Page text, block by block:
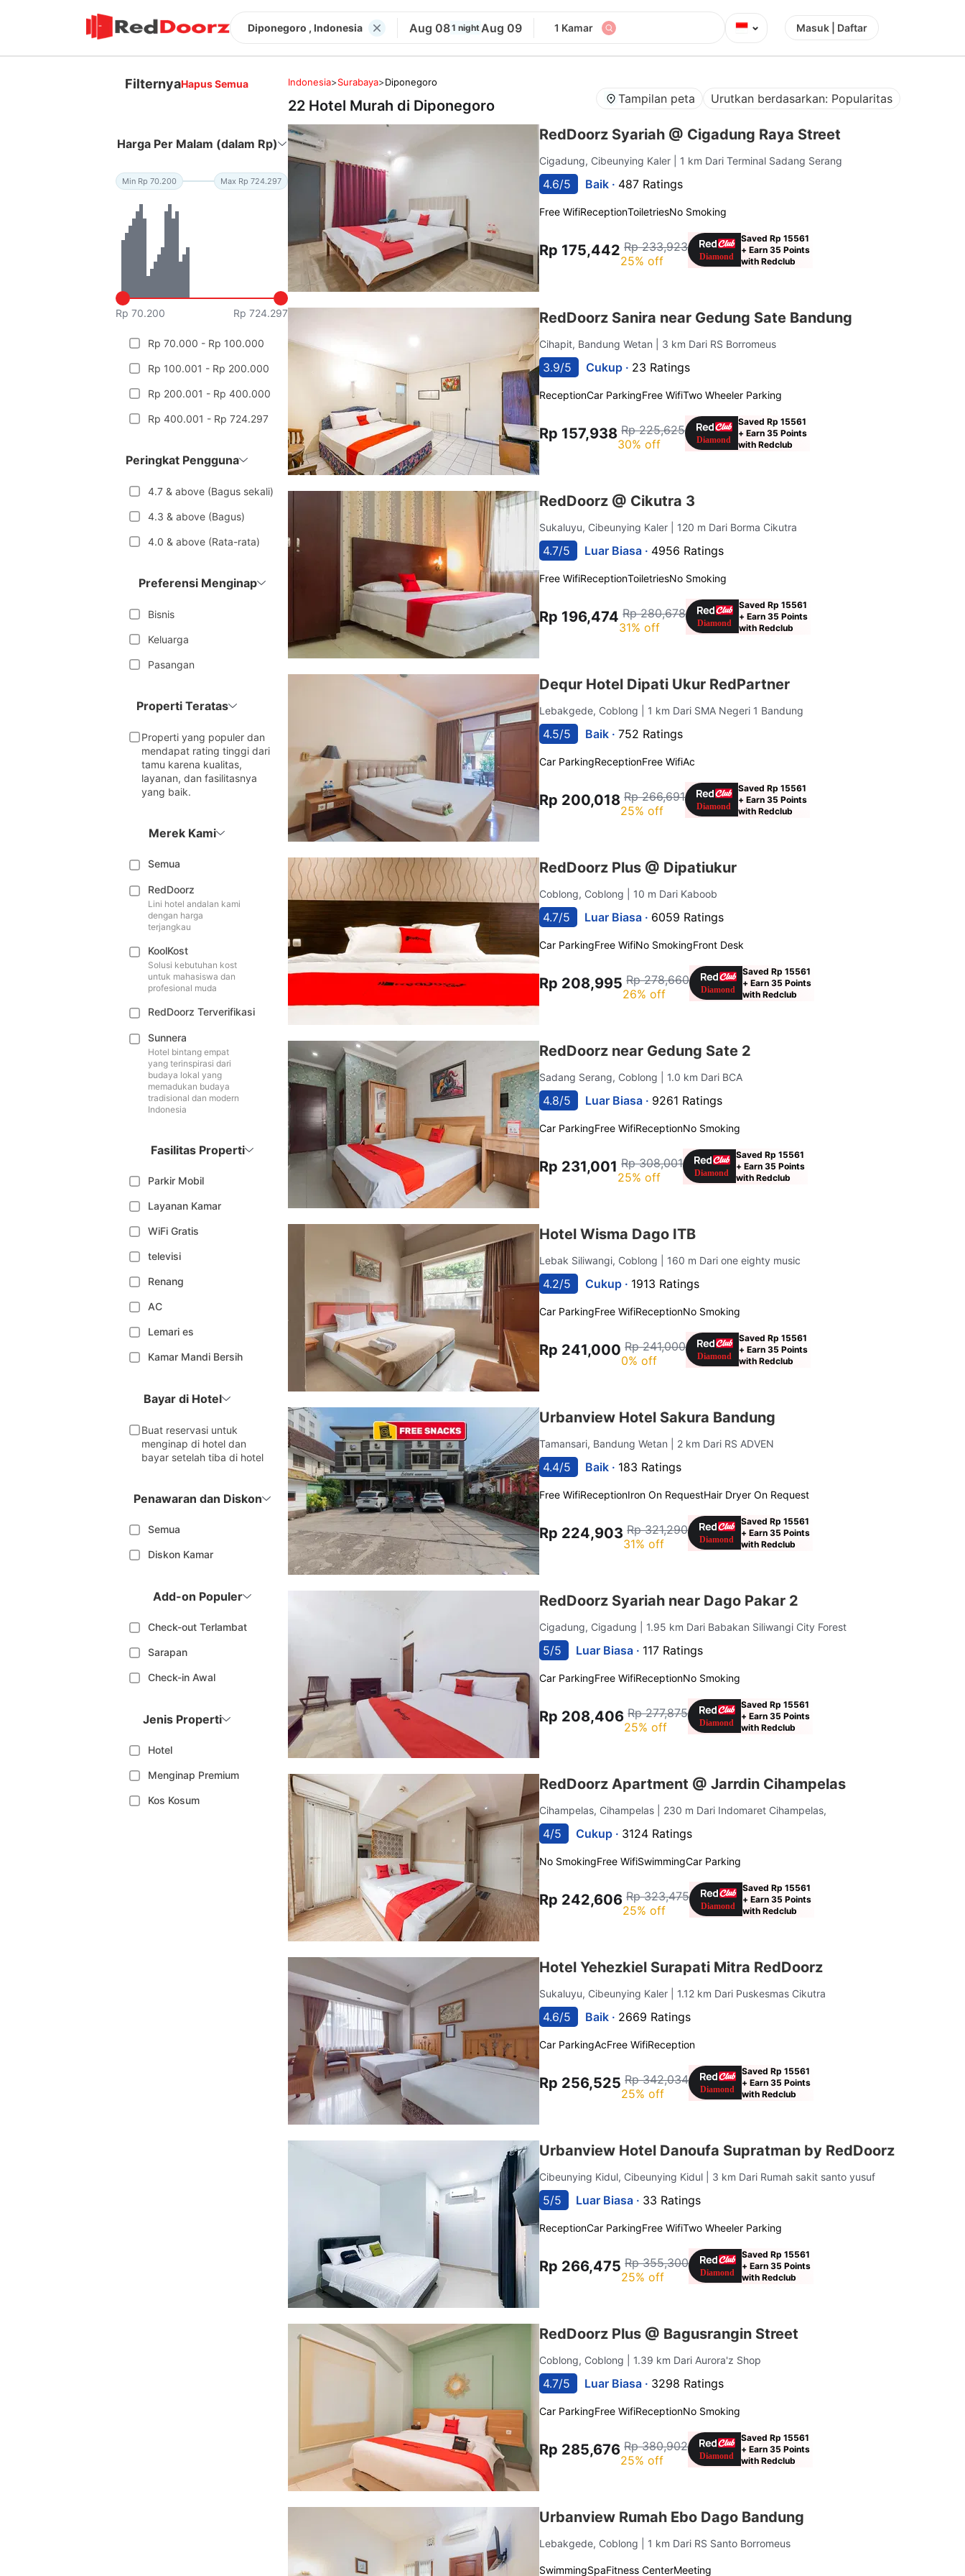
Diponegoro , Indonesia Aug 081 night Aug 09 1 Kamar ⌄ Masuk | Daftar
FilternyaHapus Semua
Harga Per Malam (dalam Rp)
Min Rp 70.200 Max Rp 724.297
Rp 70.200 Rp 724.297
Rp 70.000 - Rp 100.000
Rp 100.001 - Rp 200.000
Rp 200.001 - Rp 400.000
Rp 400.001 - Rp 724.297
Peringkat Pengguna
4.7 & above (Bagus sekali)
4.3 & above (Bagus)
4.0 & above (Rata-rata)
Preferensi Menginap
Bisnis
Keluarga
Pasangan
Properti Teratas
Properti yang populer dan
mendapat rating tinggi dari
tamu karena kualitas,
layanan, dan fasilitasnya
yang baik.
Merek Kami
Semua
RedDoorz
Lini hotel andalan kami
dengan harga
terjangkau
KoolKost
Solusi kebutuhan kost
untuk mahasiswa dan
profesional muda
RedDoorz Terverifikasi
Sunnera
Hotel bintang empat
yang terinspirasi dari
budaya lokal yang
memadukan budaya
tradisional dan modern
Indonesia
Fasilitas Properti
Parkir Mobil
Layanan Kamar
WiFi Gratis
televisi
Renang
AC
Lemari es
Kamar Mandi Bersih
Bayar di Hotel
Buat reservasi untuk
menginap di hotel dan
bayar setelah tiba di hotel
Penawaran dan Diskon
Semua
Diskon Kamar
Add-on Populer
Check-out Terlambat
Sarapan
Check-in Awal
Jenis Properti
Hotel
Menginap Premium
Kos Kosum
Indonesia>Surabaya>Diponegoro
22 Hotel Murah di Diponegoro Tampilan peta Urutkan berdasarkan: Popularitas
RedDoorz Syariah @ Cigadung Raya Street
Cigadung, Cibeunying Kaler | 1 km Dari Terminal Sadang Serang
4.6/5 Baik · 487 Ratings
Free WifiReceptionToiletriesNo Smoking
Rp 175,442 Rp 233,923
25% off
Saved Rp 15561
+ Earn 35 Points
with Redclub
RedDoorz Sanira near Gedung Sate Bandung
Cihapit, Bandung Wetan | 3 km Dari RS Borromeus
3.9/5 Cukup · 23 Ratings
ReceptionCar ParkingFree WifiTwo Wheeler Parking
Rp 157,938 Rp 225,625
30% off
Saved Rp 15561
+ Earn 35 Points
with Redclub
RedDoorz @ Cikutra 3
Sukaluyu, Cibeunying Kaler | 120 m Dari Borma Cikutra
4.7/5 Luar Biasa · 4956 Ratings
Free WifiReceptionToiletriesNo Smoking
Rp 196,474 Rp 280,678
31% off
Saved Rp 15561
+ Earn 35 Points
with Redclub
Dequr Hotel Dipati Ukur RedPartner
Lebakgede, Coblong | 1 km Dari SMA Negeri 1 Bandung
4.5/5 Baik ·752 Ratings
Car ParkingReceptionFree WifiAc
Rp 200,018 Rp 266,691
25% off
Saved Rp 15561
+ Earn 35 Points
with Redclub
RedDoorz Plus @ Dipatiukur
Coblong, Coblong | 10 m Dari Kaboob
4.7/5 Luar Biasa · 6059 Ratings
Car ParkingFree WifiNo SmokingFront Desk
Rp 208,995 Rp 278,660
26% off
Saved Rp 15561
+ Earn 35 Points
with Redclub
RedDoorz near Gedung Sate 2
Sadang Serang, Coblong | 1.0 km Dari BCA
4.8/5 Luar Biasa · 9261 Ratings
Car ParkingFree WifiReceptionNo Smoking
Rp 231,001 Rp 308,001
25% off
Saved Rp 15561
+ Earn 35 Points
with Redclub
Hotel Wisma Dago ITB
Lebak Siliwangi, Coblong | 160 m Dari one eighty music
4.2/5 Cukup · 1913 Ratings
Car ParkingFree WifiReceptionNo Smoking
Rp 241,000 Rp 241,000
0% off
Saved Rp 15561
+ Earn 35 Points
with Redclub
Urbanview Hotel Sakura Bandung
Tamansari, Bandung Wetan | 2 km Dari RS ADVEN
4.4/5 Baik · 183 Ratings
Free WifiReceptionIron On RequestHair Dryer On Request
Rp 224,903 Rp 321,290
31% off
Saved Rp 15561
+ Earn 35 Points
with Redclub
RedDoorz Syariah near Dago Pakar 2
Cigadung, Cigadung | 1.95 km Dari Babakan Siliwangi City Forest
5/5 Luar Biasa · 117 Ratings
Car ParkingFree WifiReceptionNo Smoking
Rp 208,406 Rp 277,875
25% off
Saved Rp 15561
+ Earn 35 Points
with Redclub
RedDoorz Apartment @ Jarrdin Cihampelas
Cihampelas, Cihampelas | 230 m Dari Indomaret Cihampelas,
4/5 Cukup · 3124 Ratings
No SmokingFree WifiSwimmingCar Parking
Rp 242,606 Rp 323,475
25% off
Saved Rp 15561
+ Earn 35 Points
with Redclub
Hotel Yehezkiel Surapati Mitra RedDoorz
Sukaluyu, Cibeunying Kaler | 1.12 km Dari Puskesmas Cikutra
4.6/5 Baik · 2669 Ratings
Car ParkingAcFree WifiReception
Rp 256,525 Rp 342,034
25% off
Saved Rp 15561
+ Earn 35 Points
with Redclub
Urbanview Hotel Danoufa Supratman by RedDoorz
Cibeunying Kidul, Cibeunying Kidul | 3 km Dari Rumah sakit santo yusuf
5/5 Luar Biasa · 33 Ratings
ReceptionCar ParkingFree WifiTwo Wheeler Parking
Rp 266,475 Rp 355,300
25% off
Saved Rp 15561
+ Earn 35 Points
with Redclub
RedDoorz Plus @ Bagusrangin Street
Coblong, Coblong | 1.39 km Dari Aurora'z Shop
4.7/5 Luar Biasa · 3298 Ratings
Car ParkingFree WifiReceptionNo Smoking
Rp 285,676 Rp 380,902
25% off
Saved Rp 15561
+ Earn 35 Points
with Redclub
Urbanview Rumah Ebo Dago Bandung
Lebakgede, Coblong | 1 km Dari RS Santo Borromeus
SwimmingSpaFitness CenterMeeting